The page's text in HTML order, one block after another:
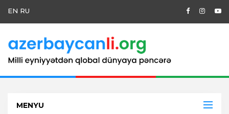
EN RU
MENYU